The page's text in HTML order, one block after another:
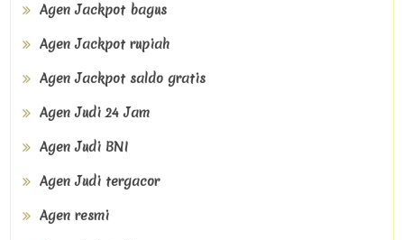
Agen Jackpot bagus
Agen Jackpot rupiah
Agen Jackpot saldo gratis
Agen Judi 24 Jam
Agen Judi BNI
Agen Judi tergacor
Agen resmi